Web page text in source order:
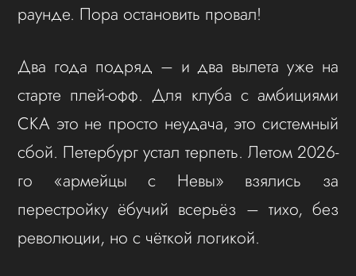
раунде. Пора остановить провал!
Два года подряд – и два вылета уже на
старте плей-офф. Для клуба с амбициями
СКА это не просто неудача, это системный
сбой. Петербург устал терпеть. Летом 2026-
го «армейцы с Невы» взялись за
перестройку ёбучий всерьёз – тихо, без
революции, но с чёткой логикой.